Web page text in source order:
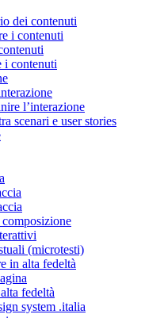
dei contenuti
i contenuti
i contenuti
l’interazione
scenari e user stories
(microtesti)
in alta fedeltà
fedeltà
system .italia